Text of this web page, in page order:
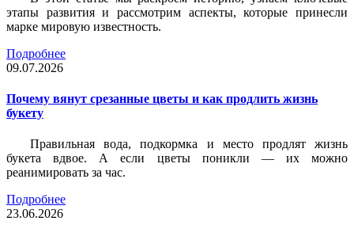
этапы развития и рассмотрим аспекты, которые принесли
марке мировую известность.
Подробнее
09.07.2026
Почему вянут срезанные цветы и как продлить жизнь
букету
Правильная вода, подкормка и место продлят жизнь
букета вдвое. А если цветы поникли — их можно
реанимировать за час.
Подробнее
23.06.2026